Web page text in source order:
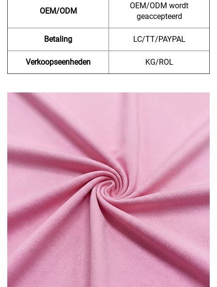
OEM/ODM
OEM/ODM wordt
geaccepteerd
Betaling LC/TT/PAYPAL
Verkoopseenheden KG/ROL